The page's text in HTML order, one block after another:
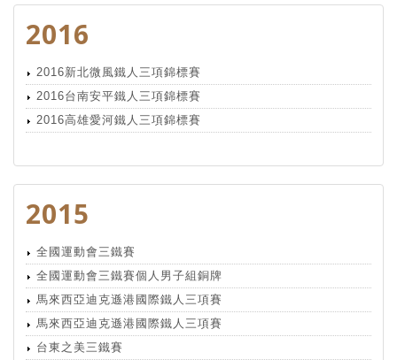
2016
2016新北微風鐵人三項錦標賽
2016台南安平鐵人三項錦標賽
2016高雄愛河鐵人三項錦標賽
2015
全國運動會三鐵賽
全國運動會三鐵賽個人男子組銅牌
馬來西亞迪克遜港國際鐵人三項賽
馬來西亞迪克遜港國際鐵人三項賽
台東之美三鐵賽